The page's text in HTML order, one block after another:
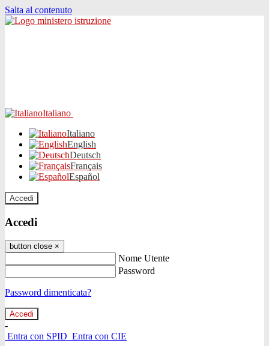
Salta al contenuto
Italiano
Italiano
English
Deutsch
Français
Español
Accedi
Accedi
button close ×
Nome Utente
Password
Password dimenticata?
-
Entra con SPID Entra con CIE